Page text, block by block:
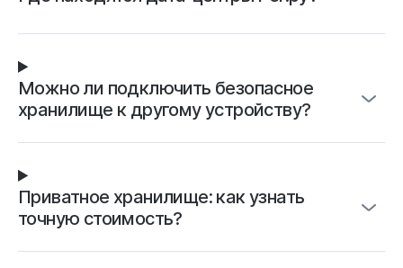
Можно ли подключить безопасное
хранилище к другому устройству?
Приватное хранилище: как узнать
точную стоимость?